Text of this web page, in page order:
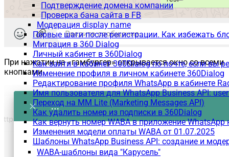
Подтверждение домена компании
Проверка бана сайта в FB
Модерация display name
Первые шаги после регистрации. Как избежать
Миграция в 360 Dialog
Личный кабинет в 360Dialog
Как зайти в кабинет 360Dialog по почте, если вы
Изменение профиля в личном кабинете 360Dialog
Редактирование профиля WhatsApp в кабинете
Имя пользователя для WhatsApp Business API:
Переход на MM Lite (Marketing Messages API)
Как удалить номер из подписки в 360Dialog
Как вернуть номер WABA в приложение WhatsApp
Изменения модели оплаты WABA от 01.07.2025
Шаблоны WhatsApp Business API: создание и
WABA-шаблоны вида "Карусель"
При нажатии на «гамбургер» открывается окно со всеми
кнопками.